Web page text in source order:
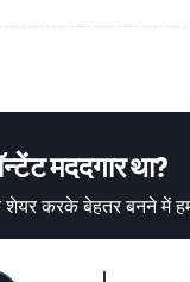
मददगार था?
करके बेहतर बनने में